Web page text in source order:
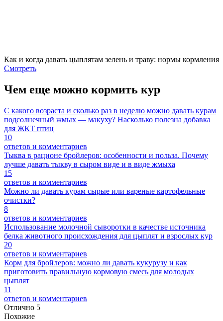
Как и когда давать цыплятам зелень и траву: нормы кормления
Смотреть
Чем еще можно кормить кур
С какого возраста и сколько раз в неделю можно давать курам
подсолнечный жмых — макуху? Насколько полезна добавка
для ЖКТ птиц
10
ответов и комментариев
Тыква в рационе бройлеров: особенности и польза. Почему
лучше давать тыкву в сыром виде и в виде жмыха
15
ответов и комментариев
Можно ли давать курам сырые или вареные картофельные
очистки?
8
ответов и комментариев
Использование молочной сыворотки в качестве источника
белка животного происхождения для цыплят и взрослых кур
20
ответов и комментариев
Корм для бройлеров: можно ли давать кукурузу и как
приготовить правильную кормовую смесь для молодых
цыплят
11
ответов и комментариев
Отлично 5
Похожие